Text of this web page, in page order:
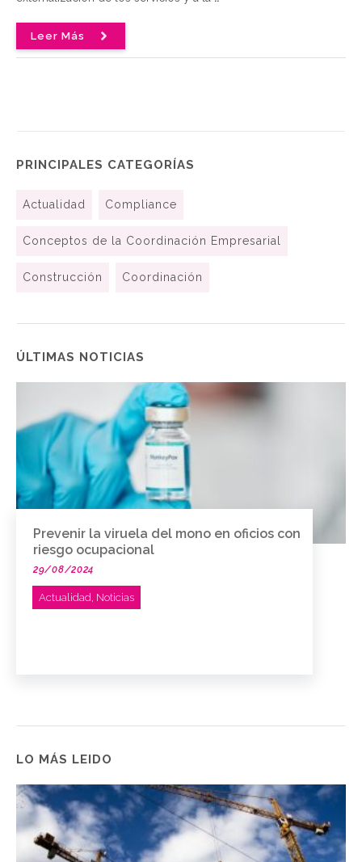
Leer Más
PRINCIPALES CATEGORÍAS
Actualidad Compliance
Conceptos de la Coordinación Empresarial
Construcción Coordinación
ÚLTIMAS NOTICIAS
Prevenir la viruela del mono en oficios con
riesgo ocupacional
29/08/2024
Actualidad Noticias
LO MÁS LEIDO